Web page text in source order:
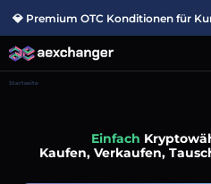
💎 Premium OTC Konditionen für
Startseite
Einfach
Kaufen, Verkaufen,